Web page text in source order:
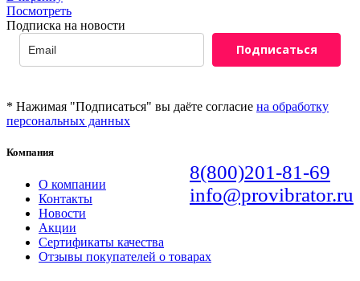
Посмотреть
Подписка на новости
Подписаться
* Нажимая "Подписаться" вы даёте согласие на обработку
персональных данных
8(800)201-81-69
info@provibrator.ru
Компания
О компании
Контакты
Новости
Акции
Сертификаты качества
Отзывы покупателей о товарах